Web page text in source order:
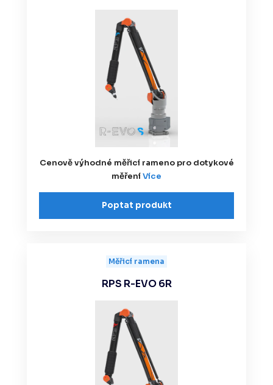
Cenově výhodné měřicí rameno pro dotykové
měřeníVíce
Poptat produkt
Měřicí ramena
RPS R-EVO 6R